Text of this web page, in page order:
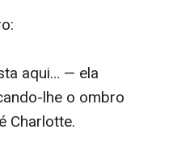
aqui… — ela
lhe o ombro
Charlotte.